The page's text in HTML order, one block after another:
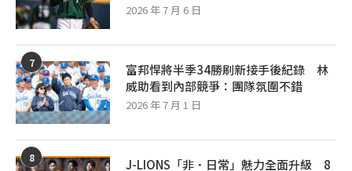
2026 年 7 月 6 日
7
富邦悍將半季34勝刷新接手後紀錄 林
威助看到內部競爭：團隊氛圍不錯
2026 年 7 月 1 日
8
J-LIONS「非．日常」魅力全面升級 8